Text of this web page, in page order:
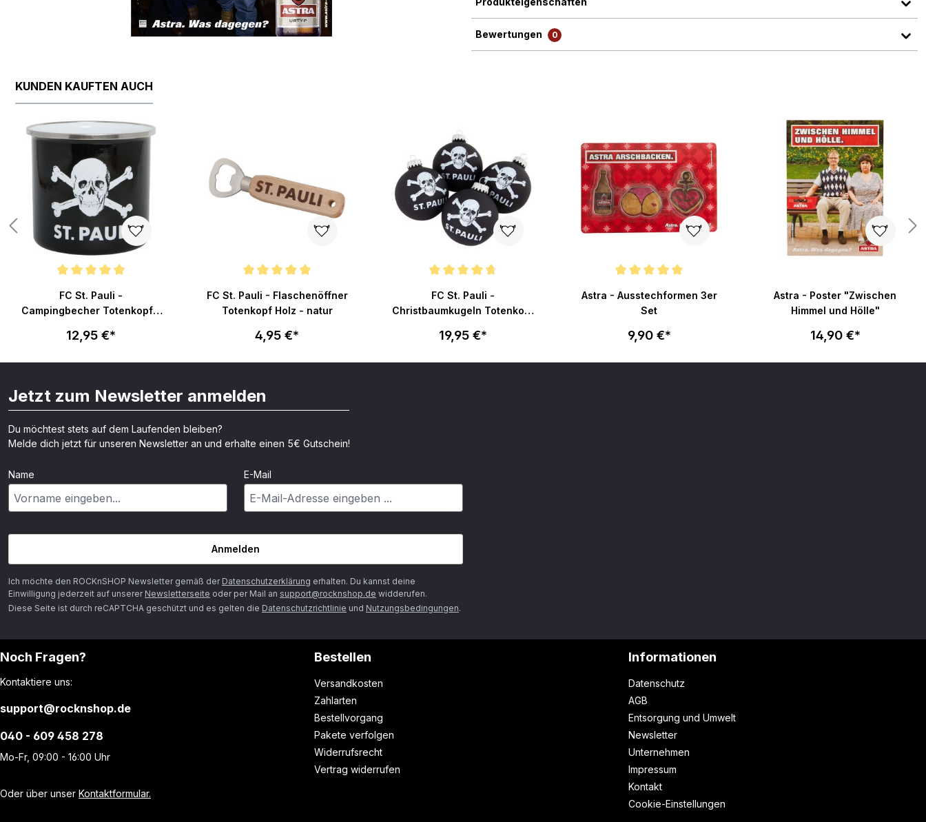
Bewertungen 0
KUNDEN KAUFTEN AUCH
FC St. Pauli -
Campingbecher Totenkopf -
12,95 €*
FC St. Pauli - Flaschenöffner
Totenkopf Holz - natur
4,95 €*
FC St. Pauli -
Christbaumkugeln Totenkopf
19,95 €*
Astra - Ausstechformen 3er
Set
9,90 €*
Astra - Poster "Zwischen
Himmel und Hölle"
14,90 €*
Jetzt zum Newsletter anmelden
Du möchtest stets auf dem Laufenden bleiben?
Melde dich jetzt für unseren Newsletter an und erhalte einen 5€ Gutschein!
Name E-Mail
Anmelden
Ich möchte den ROCKnSHOP Newsletter gemäß der Datenschutzerklärung erhalten. Du kannst deine
Einwilligung jederzeit auf unserer Newsletterseite oder per Mail an support@rocknshop.de widderufen.
Diese Seite ist durch reCAPTCHA geschützt und es gelten die Datenschutzrichtlinie und Nutzungsbedingungen.
Noch Fragen?
Kontaktiere uns:
support@rocknshop.de
040 - 609 458 278
Mo-Fr, 09:00 - 16:00 Uhr
Oder über unser Kontaktformular.
Bestellen
Versandkosten
Zahlarten
Bestellvorgang
Pakete verfolgen
Widerrufsrecht
Vertrag widerrufen
Informationen
Datenschutz
AGB
Entsorgung und Umwelt
Newsletter
Unternehmen
Impressum
Kontakt
Cookie-Einstellungen